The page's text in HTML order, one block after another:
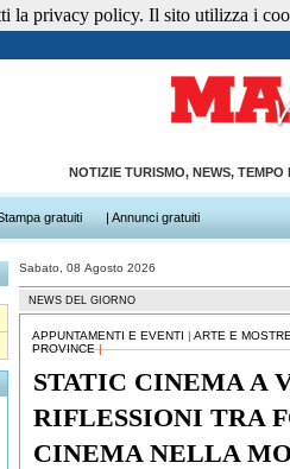
NOTIZIE TURISMO, NEWS,
gratuiti | Annunci gratuiti
Sabato, 08 Agosto 2026
NEWS DEL GIORNO
APPUNTAMENTI E EVENTI | ARTE E
PROVINCE|
STATIC CINEMA A
RIFLESSIONI TRA
CINEMA NELLA
la privacy policy. Il sito utilizza i